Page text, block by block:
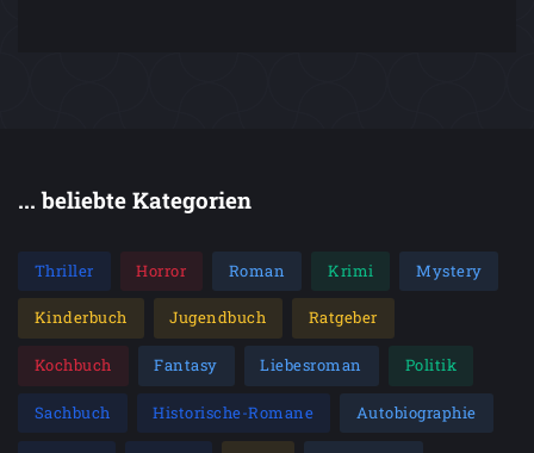
... beliebte Kategorien
Thriller Horror Roman Krimi Mystery
Kinderbuch Jugendbuch Ratgeber
Kochbuch Fantasy Liebesroman Politik
Sachbuch Historische-Romane Autobiographie